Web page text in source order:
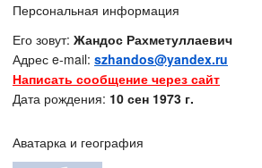
Персональная информация
Его зовут: Жандос Рахметуллаевич
Адрес e-mail: szhandos@yandex.ru
Написать сообщение через сайт
Дата рождения: 10 сен 1973 г.
Аватарка и география